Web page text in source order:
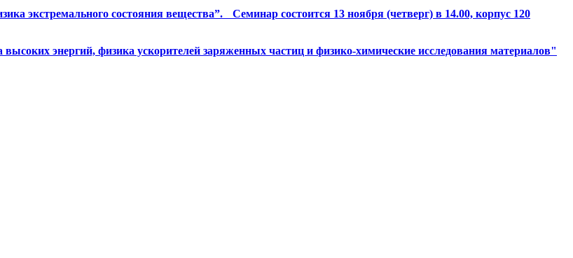
экстремального состояния вещества”. Семинар состоится 13 ноября (четверг) в 14.00, корпус 120
энергий, физика ускорителей заряженных частиц и физико-химические исследования материалов"